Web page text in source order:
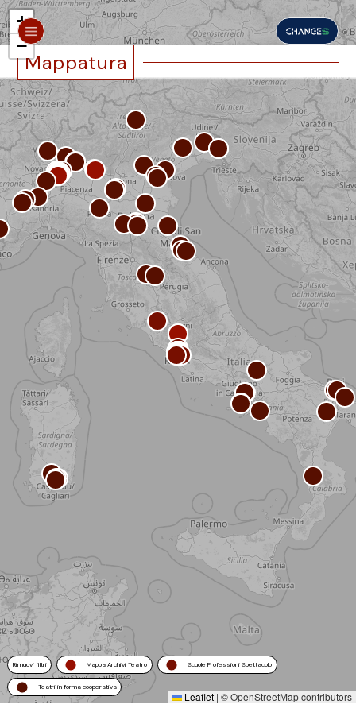
Mappatura
+
−
Leaflet | © OpenStreetMap contributors
Rimuovi filtri Mappa Archivi Teatro Scuole Professioni Spettacolo
Teatri in forma cooperativa